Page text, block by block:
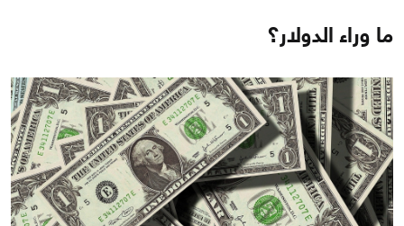
ما وراء الدولار؟